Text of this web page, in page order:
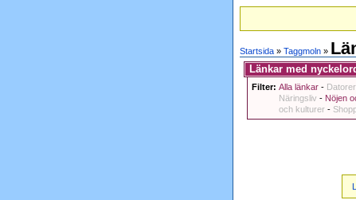
Startsida » Taggmoln »
Länkar med
Filter: Alla länkar - Datorer
Näringsliv - Nöjen
och kulturer -